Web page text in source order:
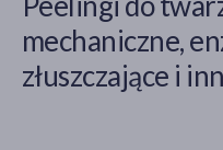
makijażu
mechaniczne,
złuszczające i